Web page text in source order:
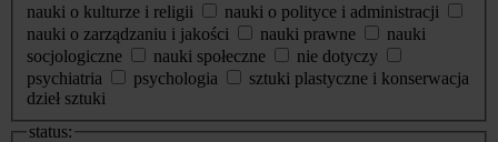
nauki o kulturze i religii
nauki o polityce i administracji
nauki o zarządzaniu i jakości
nauki prawne
nauki
socjologiczne
nauki społeczne
nie dotyczy
psychiatria
psychologia
sztuki plastyczne i konserwacja
dzieł sztuki
status: